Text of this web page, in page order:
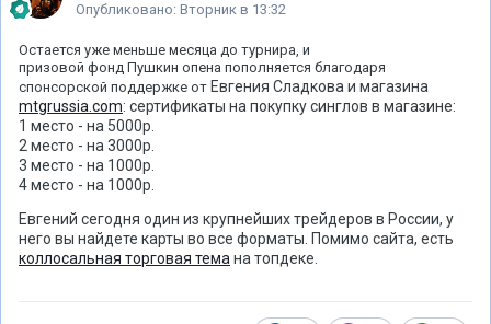
Опубликовано: Вторник в 13:32
Остается уже меньше месяца до турнира, и
призовой фонд Пушкин опена пополняется благодаря
спонсорской поддержке от Евгения Сладкова и магазина
mtgrussia.com: сертификаты на покупку синглов в магазине:
1 место - на 5000р.
2 место - на 3000р.
3 место - на 1000р.
4 место - на 1000р.
Евгений сегодня один из крупнейших трейдеров в России, у
него вы найдете карты во все форматы. Помимо сайта, есть
коллосальная торговая темана топдеке.